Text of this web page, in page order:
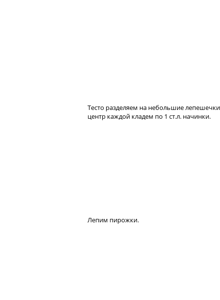
Тесто разделяем на небольшие
центр каждой кладем по 1 ст.л. начинки.
Лепим пирожки.